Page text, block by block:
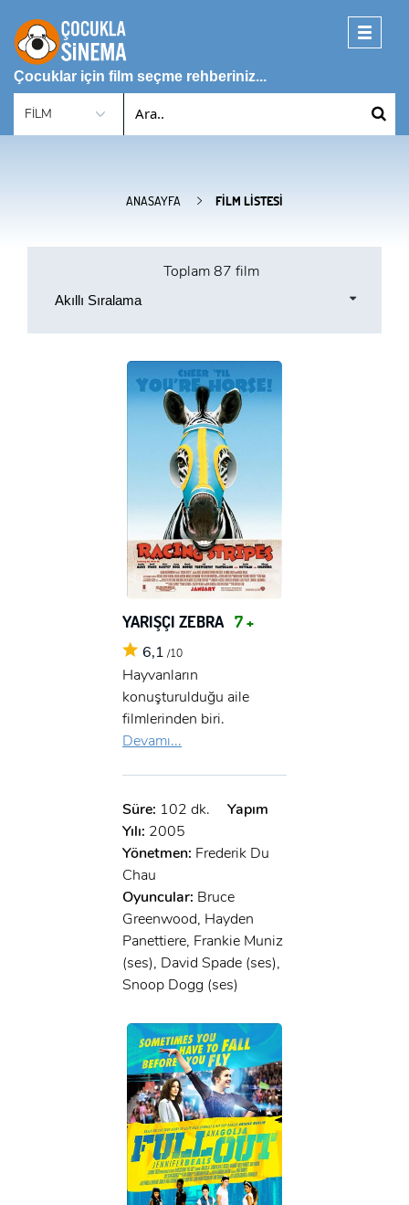
Toggle
Çocuklar için film seçme rehberiniz...
ANASAYFA FILM LISTESI
Toplam87 film
Akıllı Sıralama
YARIŞÇI ZEBRA 7 +
6,1 /10
Hayvanların
konuşturulduğu aile
filmlerinden biri.
Devamı...
Süre: 102 dk.
Yapım
Yılı: 2005
Yönetmen: Frederik Du
Chau
Oyuncular: Bruce
Greenwood, Hayden
Panettiere, Frankie Muniz
(ses), David Spade (ses),
Snoop Dogg (ses)